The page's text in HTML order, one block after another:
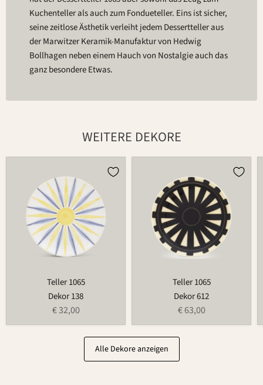
Kuchenteller als auch zum Fondueteller. Eins ist sicher,
seine zeitlose Ästhetik verleiht jedem Dessertteller aus
der Marwitzer Keramik-Manufaktur von Hedwig
Bollhagen neben einem Hauch von Nostalgie auch das
ganz besondere Etwas.
WEITERE DEKORE
Teller 1065
Dekor 138
€ 32,00
Teller 1065
Dekor 612
€ 63,00
Alle Dekore anzeigen